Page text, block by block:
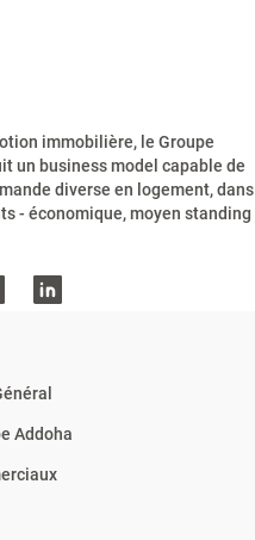
immobilière, le Groupe
un business model capable de
diverse en logement, dans
- économique, moyen standing
Addoha